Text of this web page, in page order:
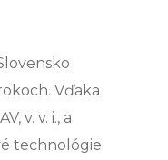
Vďaka
v. v. i., a
technológie